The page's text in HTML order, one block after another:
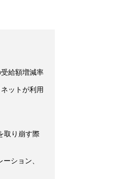
給額増減率
ットが利用
取り崩す際
ション、